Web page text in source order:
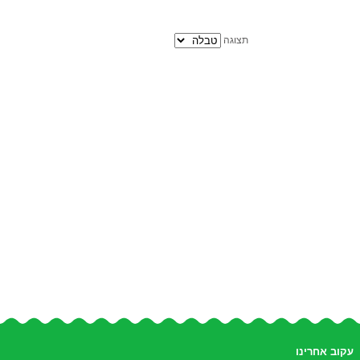
תצוגה
עקוב אחרינו